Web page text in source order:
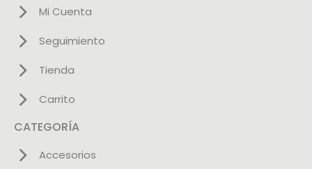
Mi Cuenta
Seguimiento
Tienda
Carrito
CATEGORÍA
Accesorios